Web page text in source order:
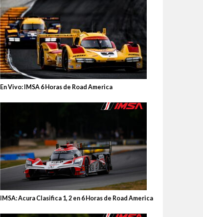
En Vivo: IMSA 6 Horas de Road America
IMSA: Acura Clasifica 1, 2 en 6 Horas de Road America